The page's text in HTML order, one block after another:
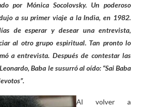
por Mónica Socolovsky. Un poderoso
a su primer viaje a la India, en 1982.
de esperar y desear una entrevista,
al otro grupo espiritual. Tan pronto lo
a entrevista. Después de contestar las
Baba le susurró al oído: “Sai Baba
Al volver a